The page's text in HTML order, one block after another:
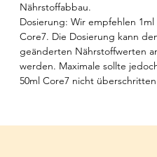
Nährstoffabbau.
Dosierung: Wir empfehlen 1ml
Core7. Die Dosierung kann
geänderten Nährstoffwerten
werden. Maximale sollte
50ml Core7 nicht